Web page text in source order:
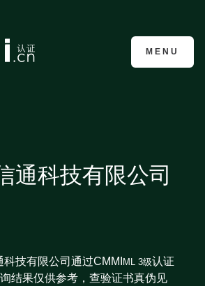
CMMI认证咨询
MENU
通科技有限公司
技有限公司通过CMMI ML 3级认证
结果仅供参考，查验证书真伪见